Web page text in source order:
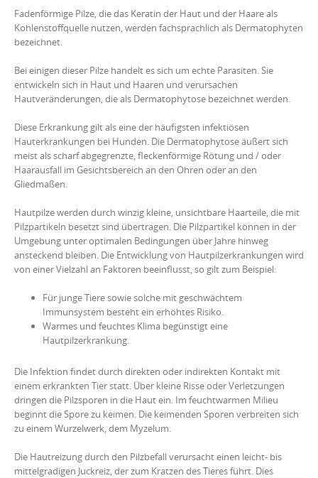
Fadenförmige Pilze, die das Keratin der Haut und der Haare als
Kohlenstoffquelle nutzen, werden fachsprachlich als Dermatophyten
bezeichnet.
Bei einigen dieser Pilze handelt es sich um echte Parasiten. Sie
entwickeln sich in Haut und Haaren und verursachen
Hautveränderungen, die als Dermatophytose bezeichnet werden.
Diese Erkrankung gilt als eine der häufigsten infektiösen
Hauterkrankungen bei Hunden. Die Dermatophytose äußert sich
meist als scharf abgegrenzte, fleckenförmige Rötung und / oder
Haarausfall im Gesichtsbereich an den Ohren oder an den
Gliedmaßen.
Hautpilze werden durch winzig kleine, unsichtbare Haarteile, die mit
Pilzpartikeln besetzt sind übertragen. Die Pilzpartikel können in der
Umgebung unter optimalen Bedingungen über Jahre hinweg
ansteckend bleiben. Die Entwicklung von Hautpilzerkrankungen wird
von einer Vielzahl an Faktoren beeinflusst, so gilt zum Beispiel:
Für junge Tiere sowie solche mit geschwächtem
Immunsystem besteht ein erhöhtes Risiko.
Warmes und feuchtes Klima begünstigt eine
Hautpilzerkrankung.
Die Infektion findet durch direkten oder indirekten Kontakt mit
einem erkrankten Tier statt. Über kleine Risse oder Verletzungen
dringen die Pilzsporen in die Haut ein. Im feuchtwarmen Milieu
beginnt die Spore zu keimen. Die keimenden Sporen verbreiten sich
zu einem Wurzelwerk, dem Myzelum.
Die Hautreizung durch den Pilzbefall verursacht einen leicht- bis
mittelgradigen Juckreiz, der zum Kratzen des Tieres führt. Dies